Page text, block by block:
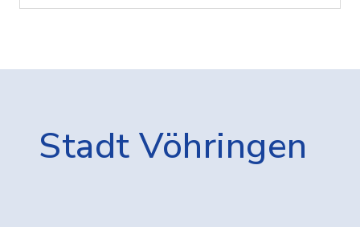
Stadt Vöhringen